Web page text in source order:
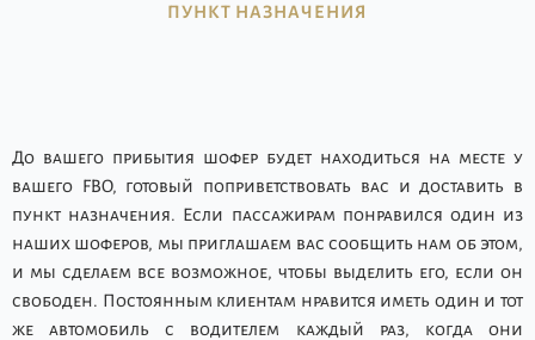
ПУНКТ НАЗНАЧЕНИЯ
До вашего прибытия шофер будет находиться на месте у
вашего FBO, готовый поприветствовать вас и доставить в
пункт назначения. Если пассажирам понравился один из
наших шоферов, мы приглашаем вас сообщить нам об этом,
и мы сделаем все возможное, чтобы выделить его, если он
свободен. Постоянным клиентам нравится иметь один и тот
же автомобиль с водителем каждый раз, когда они